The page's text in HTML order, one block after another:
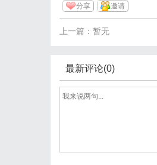
分享 邀请
上一篇：暂无
最新评论(0)